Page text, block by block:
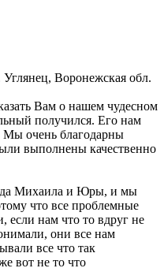
Воронежская обл.
Вам о нашем чудесном
получился. Его нам
очень благодарны
выполнены качественно
Михаила и Юры, и мы
что все проблемные
если нам что то вдруг не
они все нам
все что так
вот не то что